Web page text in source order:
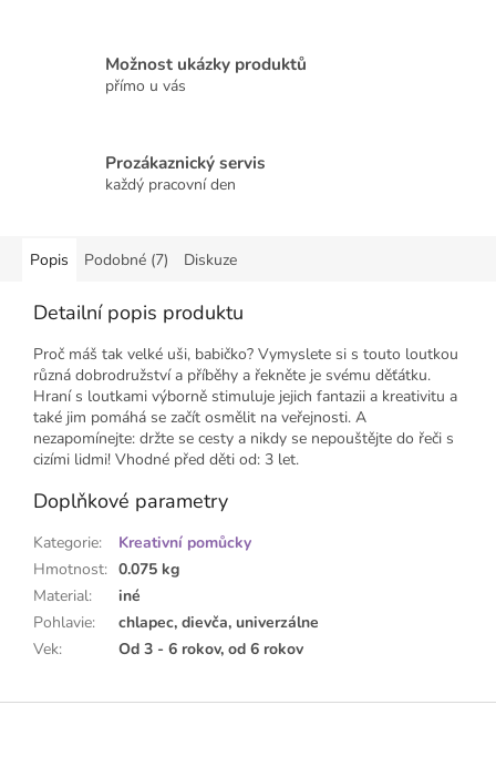
Možnost ukázky produktů
přímo u vás
Prozákaznický servis
každý pracovní den
Popis Podobné (7) Diskuze
Detailní popis produktu
Proč máš tak velké uši, babičko? Vymyslete si s touto loutkou
různá dobrodružství a příběhy a řekněte je svému děťátku.
Hraní s loutkami výborně stimuluje jejich fantazii a kreativitu a
také jim pomáhá se začít osmělit na veřejnosti. A
nezapomínejte: držte se cesty a nikdy se nepouštějte do řeči s
cizími lidmi! Vhodné před děti od: 3 let.
Doplňkové parametry
Kategorie:
Kreativní pomůcky
Hmotnost: 0.075 kg
Material:
iné
Pohlavie:
chlapec, dievča, univerzálne
Vek: Od 3 - 6 rokov, od 6 rokov
Z